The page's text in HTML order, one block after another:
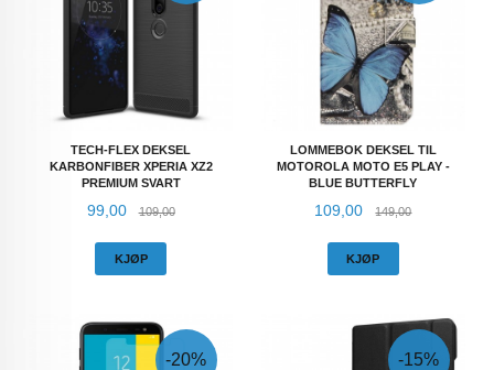
TECH-FLEX DEKSEL
KARBONFIBER XPERIA XZ2
PREMIUM SVART
Tilbud
99,00 109,00Rabatt
KJØP
LOMMEBOK DEKSEL TIL
MOTOROLA MOTO E5 PLAY -
BLUE BUTTERFLY
Tilbud
109,00 149,00Rabatt
KJØP
-20% -15%